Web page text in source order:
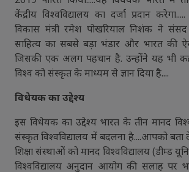
केंद्रीय विश्वविद्यालय का दर्जा प्रदान
विकास मंत्री रमेश पोखरियाल निशंक ने
साहित्य का सबसे बड़ा भंडार और भारत की
जिसकी एक अलग पहचान है. उन्होंने यह भी
विश्व को संस्कृत के माध्यम से ज्ञान दिया है....
विधेयक का उद्देश्य
इस विधेयक का उद्देश्य भारत के तीन मानद
संस्कृत विश्वविद्यालय में बदलना है....आपको
शिक्षा संस्थाओं को मानद विश्वविद्यालय (डीम्ड
विश्वविद्यालय अनुदान आयोग की सलाह पर